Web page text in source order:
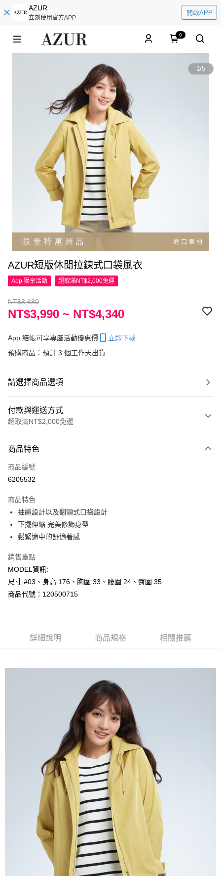
AZUR
立刻使用官方APP
開啟APP
0
1/5
AZUR短版休閒拉鍊式口袋風衣
App 獨享活動 超取滿NT$2,000免運
NT$8,680
NT$3,990 ~ NT$4,340
App 結帳可享專屬活動優惠價
立即下載
預購商品：預計 3 個工作天出貨
請選擇商品選項
付款與運送方式
超取滿NT$2,000免運
信用卡一次付款
超商取貨付款
Apple Pay
悠遊付
AFTEE先享後付
相關說明
AFTEE先享後付是「在收到商品之後才付款」的支付方式。 讓您購物簡單
３．安心：先確認商品／服務後，再付款。
結帳頁面，進行簡訊認證並確認金額後，即可完成結帳。
３．收到繳費通知簡訊後14天內，點擊此簡訊中的連結，可透過四大超商／
ATM／網路銀行／等多元方式進行付款，方視為交易完成。
※ 請注意：結帳手續完成當下不需立刻繳費，但若您需要取消訂單，請聯絡
購買商品的店家。未經商家同意取消之訂單仍視為有效，需透過AFTEE先享
※ 交易是否成功請以「AFTEE先享後付 」之結帳頁面顯示為準，若有關於
是否繳費成功／繳費後需取消欲退款等相關疑問，請聯繫「AFTEE先享後付
https://netprotections.freshdesk.com/support/home
【注意事項】
１．透過由恩沛科技股份有限公司提供之「AFTEE先享後付」服務完成之交
易，需依本服務之必要範圍內提供個人資料，並將交易相關給付款項請求債
權轉讓予恩沛科技股份有限公司。
２．關於個人資料處理事宜，請瀏覽以下網址：
https://aftee.tw/terms/#terms3
３．未成年的使用者請事先徵得法定代理人或監護人之同意方可使用
「AFTEE先享後付」，若未經同意申辦者引起之損失，本公司不負相關責
４．使用「AFTEE先享後付」時，將依據個別帳號之用戶狀況，依本公司即
時審查核予不同之上限額度；若仍有額度不足之情形，本公司將視審查結果
請求用戶進行身份認證。
５．嚴禁一人註冊多個帳號或使用他人資訊註冊。若發現惡意使用之情形，
每筆NT$60，滿NT$2,000(含以上)免運費
付款後7-11取貨---滿2000元免運
每筆NT$60，滿NT$2,000(含以上)免運費
宅配-滿2000元免運
每筆NT$120，滿NT$2,000(含以上)免運費
商品特色
商品編號
6205532
商品特色
抽繩設計以及翻領式口袋設計
下擺伸縮 完美修飾身型
鬆緊適中的舒適著感
銷售重點
MODEL資訊:
尺寸:#03、身高:176、胸圍:33、腰圍:24、臀圍:35
商品代號：120500715
詳細說明 商品規格 相關推薦